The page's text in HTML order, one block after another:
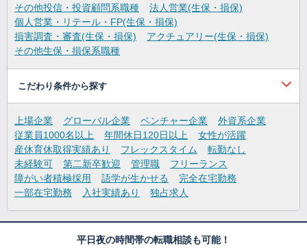
その他投信・投資顧問系職種
法人営業(生保・損保)
個人営業・リテール・FP(生保・損保)
損害調査・審査(生保・損保)
アクチュアリー(生保・損保)
その他生保・損保系職種
こだわり条件から探す
上場企業 グローバル企業 ベンチャー企業
外資系企業
従業員1000名以上
年間休日120日以上
女性が活躍
産休育休取得実績あり
フレックスタイム
転勤なし
未経験可
第二新卒歓迎 管理職
フリーランス
障がい者積極採用
語学が生かせる
完全在宅勤務
一部在宅勤務
入社実績あり 独占求人
平日夜の時間帯の転職相談も可能！